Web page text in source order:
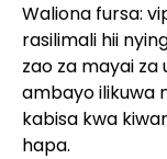
Waliona fursa:
rasilimali hii
zao za mayai za
ambayo ilikuwa
kabisa kwa
hapa.